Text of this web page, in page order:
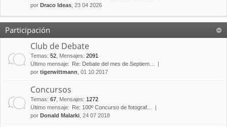
por Draco Ideas , 23 04 2026
Participación
Club de Debate
Temas: 52 Mensajes: 2091
Último mensaje:
Re: Debate del mes de Septiem…
por tigerwittmann , 01 10 2017
Concursos
Temas: 67 Mensajes: 1272
Último mensaje:
Re: 100º Concurso de fotograf…
por Donald Malarki , 24 07 2018